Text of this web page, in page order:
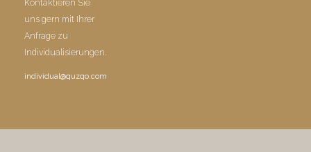
Kontaktieren Sie
uns gern mit Ihrer
Anfrage zu
Individualisierungen.
individual@quzqo.com